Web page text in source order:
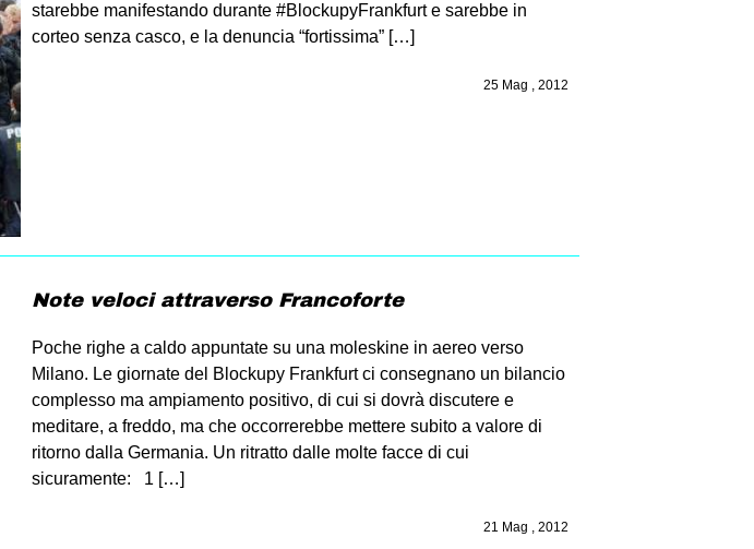
starebbe manifestando durante #BlockupyFrankfurt e sarebbe in
corteo senza casco, e la denuncia “fortissima” […]
25 Mag , 2012
Note veloci attraverso Francoforte
Poche righe a caldo appuntate su una moleskine in aereo verso
Milano. Le giornate del Blockupy Frankfurt ci consegnano un bilancio
complesso ma ampiamento positivo, di cui si dovrà discutere e
meditare, a freddo, ma che occorrerebbe mettere subito a valore di
ritorno dalla Germania. Un ritratto dalle molte facce di cui
sicuramente: 1 […]
21 Mag , 2012